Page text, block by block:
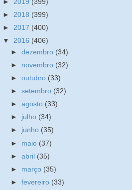
► 2019 (399)
► 2018 (399)
► 2017 (400)
▼ 2016 (406)
►dezembro (34)
► novembro (32)
►outubro (33)
►setembro (32)
►agosto (33)
► julho (34)
► junho (35)
► maio (37)
►abril (35)
► março (35)
►fevereiro (33)